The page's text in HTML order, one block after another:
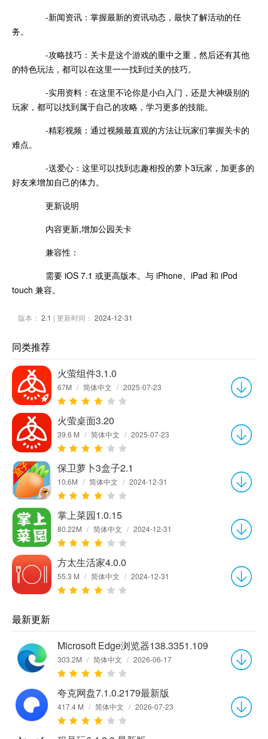
-新闻资讯：掌握最新的资讯动态，最快了解活动的任
务。
-攻略技巧：关卡是这个游戏的重中之重，然后还有其他
的特色玩法，都可以在这里一一找到过关的技巧。
-实用资料：在这里不论你是小白入门，还是大神级别的
玩家，都可以找到属于自己的攻略，学习更多的技能。
-精彩视频：通过视频最直观的方法让玩家们掌握关卡的
难点。
-送爱心：这里可以找到志趣相投的萝卜3玩家，加更多的
好友来增加自己的体力。
更新说明
内容更新,增加公园关卡
兼容性：
需要 iOS 7.1 或更高版本。与 iPhone、iPad 和 iPod
touch 兼容。
版本： 2.1 | 更新时间： 2024-12-31
同类推荐
火萤组件3.1.0
67M / 简体中文 / 2025-07-23
火萤桌面3.20
39.6 M / 简体中文 / 2025-07-23
保卫萝卜3盒子2.1
10.6M / 简体中文 / 2024-12-31
掌上菜园1.0.15
80.22M / 简体中文 / 2024-12-31
方太生活家4.0.0
55.3 M / 简体中文 / 2024-12-31
最新更新
Microsoft Edge浏览器138.3351.109
303.2M / 简体中文 / 2026-06-17
夸克网盘7.1.0.2179最新版
417.4 M / 简体中文 / 2026-07-23